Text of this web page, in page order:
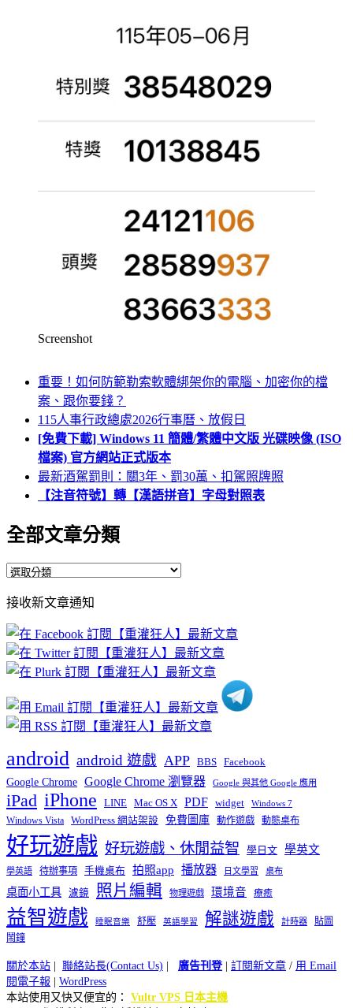
Screenshot
重要！如何防範勒索軟體綁架你的電腦、加密你的檔
案、跟你要錢？
115人事行政總處2026行事曆、放假日
[免費下載] Windows 11 簡體/繁體中文版 光碟映像 (ISO
檔案) 官方網站正式版本
最新酒駕罰則：關3年、罰30萬、扣駕照牌照
【注音符號】轉【漢語拼音】字母對照表
全部文章分類
全
文
章
分
類
接收新文章通知
android android 遊戲 APP BBS Facebook
Google Chrome Google Chrome 瀏覽器 Google 與其他 Google 應用
iPad iPhone LINE Mac OS X PDF widget Windows 7
Windows Vista WordPress 網站架設 免費圖庫 動作遊戲 動態桌布
好玩遊戲 好玩遊戲、休閒益智 學日文 學英文
學英語 待辦事項 手機桌布 拍照app 播放器 日文學習 桌布
桌面小工具 濾鏡 照片編輯 物理遊戲 環境音 療癒
益智遊戲 睡眠音樂 舒壓 英語學習 解謎遊戲 計時器
貼圖
鬧鐘
關於本站 | 聯絡站長(Contact Us) | 廣告刊登| 訂閱新文章 / 用 Email
閱電子報 | WordPress
本站使用又快又便宜的： Vultr VPS 日本主機